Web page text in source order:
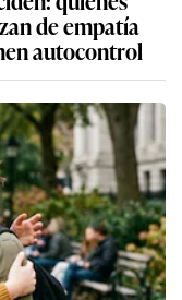
de empatía
autocontrol